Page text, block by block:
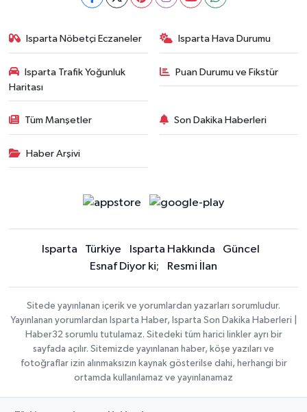
Isparta Nöbetçi Eczaneler Isparta Hava Durumu
Isparta Trafik Yoğunluk
Haritası
Puan Durumu ve Fikstür
Tüm Manşetler Son Dakika Haberleri
Haber Arşivi
Isparta Türkiye Isparta Hakkında
Güncel
Esnaf Diyor ki;
Resmi İlan
Sitede yayınlanan içerik ve yorumlardan yazarları sorumludur.
Yayınlanan yorumlardan Isparta Haber, Isparta Son Dakika Haberleri |
Haber32 sorumlu tutulamaz. Sitedeki tüm harici linkler ayrı bir
sayfada açılır. Sitemizde yayınlanan haber, köşe yazıları ve
fotoğraflar izin alınmaksızın kaynak gösterilse dahi, herhangi bir
ortamda kullanılamaz ve yayınlanamaz